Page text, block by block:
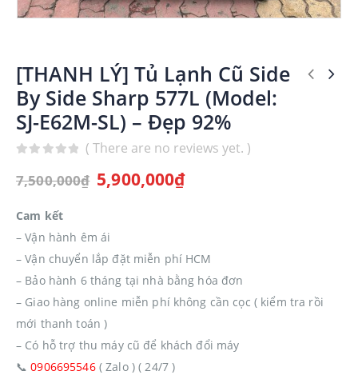
[THANH LÝ] Tủ Lạnh Cũ Side
By Side Sharp 577L (Model:
SJ-E62M-SL) – Đẹp 92%
( There are no reviews yet. )
7,500,000₫ 5,900,000₫
Cam kết
– Vận hành êm ái
– Vận chuyển lắp đặt miễn phí HCM
– Bảo hành 6 tháng tại nhà bằng hóa đơn
– Giao hàng online miễn phí không cần cọc ( kiểm tra rồi
mới thanh toán )
– Có hỗ trợ thu máy cũ để khách đổi máy
📞 0906695546( Zalo ) ( 24/7 )